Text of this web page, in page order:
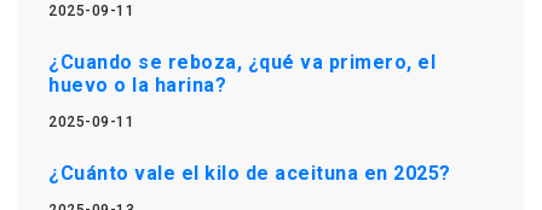
2025-09-11
¿Cuando se reboza, ¿qué va primero, el
huevo o la harina?
2025-09-11
¿Cuánto vale el kilo de aceituna en 2025?